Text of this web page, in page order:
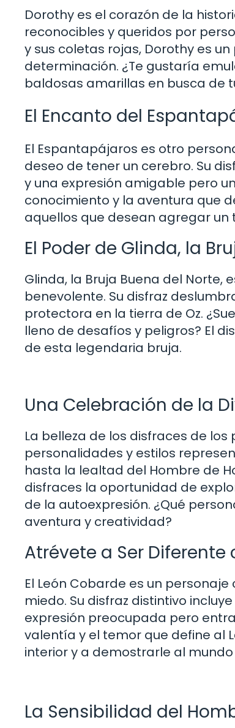
Dorothy es el corazón de la
reconocibles y queridos por
y sus coletas rojas, Dorothy es
determinación. ¿Te gustaría
baldosas amarillas en busca de
El Encanto del
El Espantapájaros es otro
deseo de tener un cerebro. Su
y una expresión amigable pero
conocimiento y la aventura que
aquellos que desean agregar
El Poder de Glinda, la
Glinda, la Bruja Buena del Norte,
benevolente. Su disfraz
protectora en la tierra de Oz.
lleno de desafíos y peligros? El
de esta legendaria bruja.
Una Celebración de la
La belleza de los disfraces de
personalidades y estilos
hasta la lealtad del Hombre de
disfraces la oportunidad de
de la autoexpresión. ¿Qué
aventura y creatividad?
Atrévete a Ser Diferente
El León Cobarde es un
miedo. Su disfraz distintivo
expresión preocupada pero
valentía y el temor que define al
interior y a demostrarle al
La Sensibilidad del